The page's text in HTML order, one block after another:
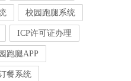
校园跑腿系统
ICP许可证办理
跑腿APP
餐系统